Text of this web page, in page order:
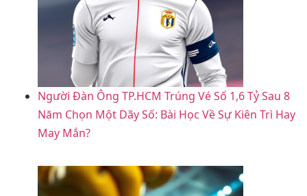
Người Đàn Ông TP.HCM Trúng Vé Số 1,6 Tỷ Sau 8
Năm Chọn Một Dãy Số: Bài Học Về Sự Kiên Trì Hay
May Mắn?